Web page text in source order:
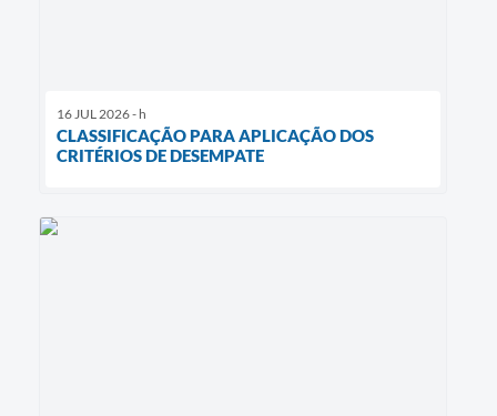
16 JUL 2026 - h
CLASSIFICAÇÃO PARA APLICAÇÃO DOS
CRITÉRIOS DE DESEMPATE